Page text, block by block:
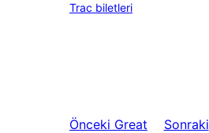
Trac biletleri
Önceki Great
Sonraki